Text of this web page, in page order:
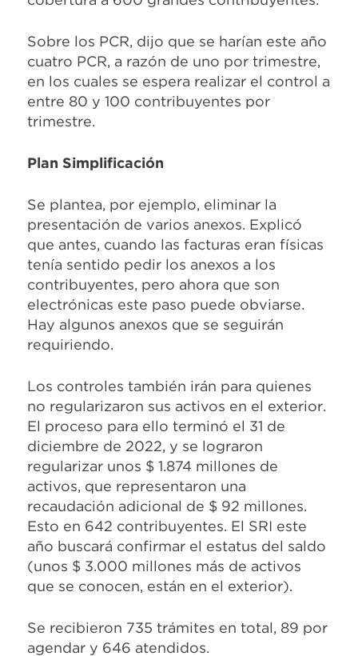
Sobre los PCR, dijo que se harían este año
cuatro PCR, a razón de uno por trimestre,
en los cuales se espera realizar el control a
entre 80 y 100 contribuyentes por
trimestre.
Plan Simplificación
Se plantea, por ejemplo, eliminar la
presentación de varios anexos. Explicó
que antes, cuando las facturas eran físicas
tenía sentido pedir los anexos a los
contribuyentes, pero ahora que son
electrónicas este paso puede obviarse.
Hay algunos anexos que se seguirán
requiriendo.
Los controles también irán para quienes
no regularizaron sus activos en el exterior.
El proceso para ello terminó el 31 de
diciembre de 2022, y se lograron
regularizar unos $ 1.874 millones de
activos, que representaron una
recaudación adicional de $ 92 millones.
Esto en 642 contribuyentes. El SRI este
año buscará confirmar el estatus del saldo
(unos $ 3.000 millones más de activos
que se conocen, están en el exterior).
Se recibieron 735 trámites en total, 89 por
agendar y 646 atendidos.